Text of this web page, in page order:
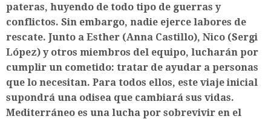
pateras, huyendo de todo tipo de guerras y
conflictos. Sin embargo, nadie ejerce labores de
rescate. Junto a Esther (Anna Castillo), Nico (Sergi
López) y otros miembros del equipo, lucharán por
cumplir un cometido: tratar de ayudar a personas
que lo necesitan. Para todos ellos, este viaje inicial
supondrá una odisea que cambiará sus vidas.
Mediterráneo es una lucha por sobrevivir en el